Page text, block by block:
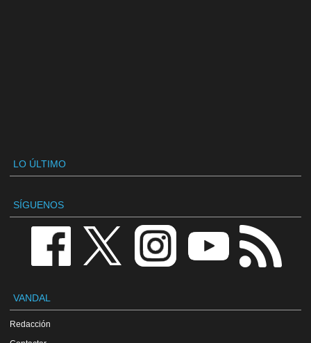
LO ÚLTIMO
SÍGUENOS
VANDAL
Redacción